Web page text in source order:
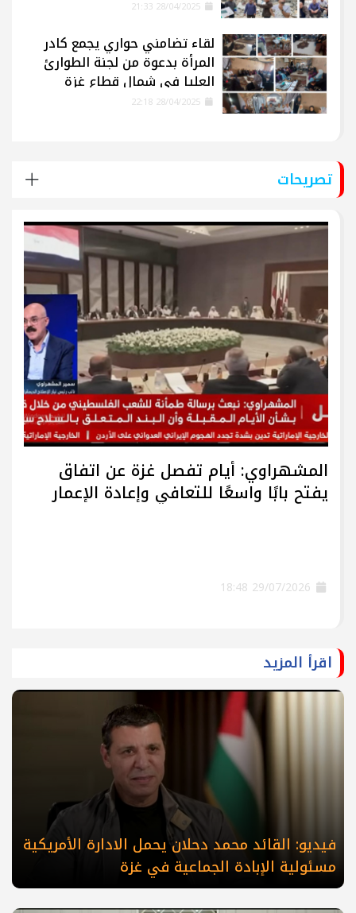
لقاء تضامني حواري يجمع كادر
المرأة بدعوة من لجنة الطوارئ
العليا في شمال قطاع غزة
تصريحات
المشهراوي: أيام تفصل غزة عن اتفاق
يفتح بابًا واسعًا للتعافي وإعادة الإعمار
اقرأ المزيد
فيديو: القائد محمد دحلان يحمل الادارة الأمريكية
مسئولية الإبادة الجماعية في غزة